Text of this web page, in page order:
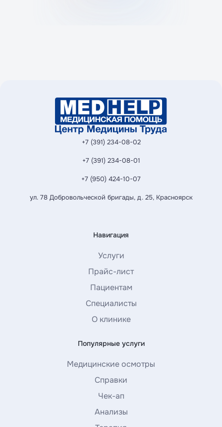
+7 (391) 234-08-02
+7 (391) 234-08-01
+7 (950) 424-10-07
ул. 78 Добровольческой бригады, д. 25, Красноярск
Навигация
Услуги
Прайс-лист
Пациентам
Специалисты
О клинике
Популярные услуги
Медицинские осмотры
Справки
Чек-ап
Анализы